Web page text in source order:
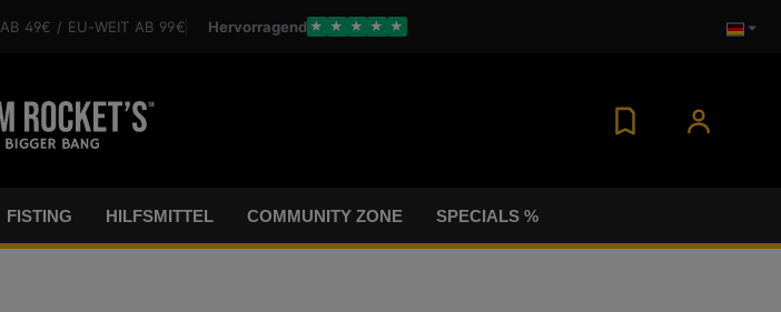
AB 49€ / EU-WEIT AB 99€ Hervorragend ★ ★ ★ ★ ★
FISTING HILFSMITTEL COMMUNITY ZONE SPECIALS %